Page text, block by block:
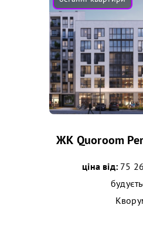
ЖК Quoroom
ціна від: 75